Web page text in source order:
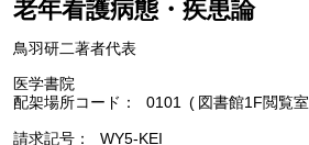
老年看護病態・疾患論
鳥羽研二著者代表
医学書院
配架場所コード
0101 図書館1F閲覧室
請求記号 WY5-KEI